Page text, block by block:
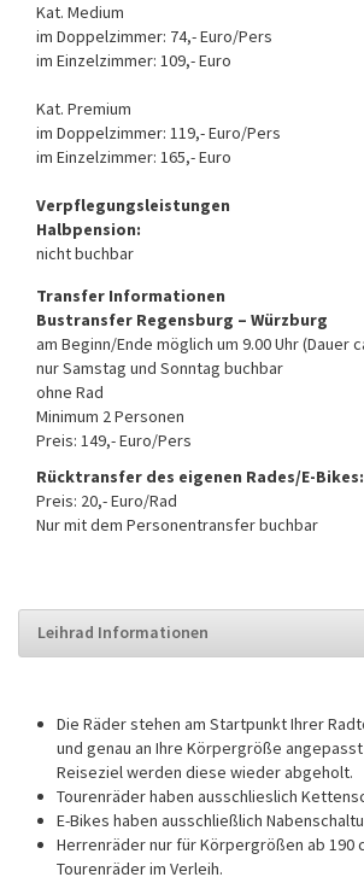
Kat. Medium
im Doppelzimmer: 74,- Euro/Pers
im Einzelzimmer: 109,- Euro
Kat. Premium
im Doppelzimmer: 119,- Euro/Pers
im Einzelzimmer: 165,- Euro
Verpflegungsleistungen
Halbpension:
nicht buchbar
Transfer Informationen
Bustransfer Regensburg – Würzburg
am Beginn/Ende möglich um 9.00 Uhr (Dauer
nur Samstag und Sonntag buchbar
ohne Rad
Minimum 2 Personen
Preis: 149,- Euro/Pers
Rücktransfer des eigenen Rades/E-Bikes:
Preis: 20,- Euro/Rad
Nur mit dem Personentransfer buchbar
Leihrad Informationen
Die Räder stehen am Startpunkt Ihrer
und genau an Ihre Körpergröße
Reiseziel werden diese wieder abgeholt.
Tourenräder haben ausschlieslich
E-Bikes haben ausschließlich
Herrenräder nur für Körpergrößen ab 190
Tourenräder im Verleih.